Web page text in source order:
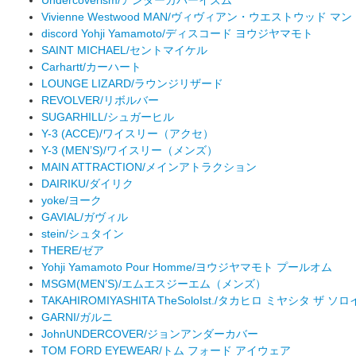
Vivienne Westwood MAN/ヴィヴィアン・ウエストウッド マン
discord Yohji Yamamoto/ディスコード ヨウジヤマモト
SAINT MICHAEL/セントマイケル
Carhartt/カーハート
LOUNGE LIZARD/ラウンジリザード
REVOLVER/リボルバー
SUGARHILL/シュガーヒル
Y-3 (ACCE)/ワイスリー（アクセ）
Y-3 (MEN’S)/ワイスリー（メンズ）
MAIN ATTRACTION/メインアトラクション
DAIRIKU/ダイリク
yoke/ヨーク
GAVIAL/ガヴィル
stein/シュタイン
THERE/ゼア
Yohji Yamamoto Pour Homme/ヨウジヤマモト プールオム
MSGM(MEN’S)/エムエスジーエム（メンズ）
TAKAHIROMIYASHITA TheSoloIst./タカヒロ ミヤシタ ザ ソロ
GARNI/ガルニ
JohnUNDERCOVER/ジョンアンダーカバー
TOM FORD EYEWEAR/トム フォード アイウェア